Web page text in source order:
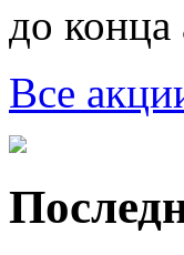
до конца
Все